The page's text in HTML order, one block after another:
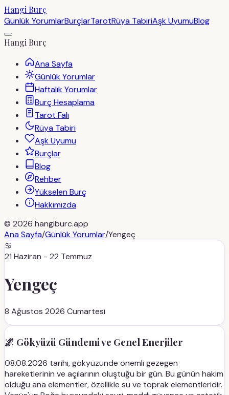
Hangi Burç
Günlük YorumlarBurçlarTarotRüya TabiriAşk UyumuBlog
Hangi Burç
Ana Sayfa
Günlük Yorumlar
Haftalık Yorumlar
Burç Hesaplama
Tarot Falı
Rüya Tabiri
Aşk Uyumu
Burçlar
Blog
Rehber
Yükselen Burç
Hakkımızda
© 2026 hangiburc.app
Ana Sayfa/Günlük Yorumlar/Yengeç
♋
21 Haziran - 22 Temmuz
Yengeç
8 Ağustos 2026 Cumartesi
🌌 Gökyüzü Gündemi ve Genel Enerjiler
08.08.2026 tarihi, gökyüzünde önemli gezegen
hareketlerinin ve açılarının oluştuğu bir gün. Bu günün hakim
olduğu ana elementler, özellikle su ve toprak elementleridir.